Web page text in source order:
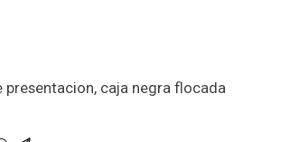
presentacion, caja negra flocada